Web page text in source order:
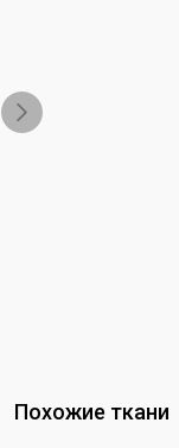
Похожие ткани